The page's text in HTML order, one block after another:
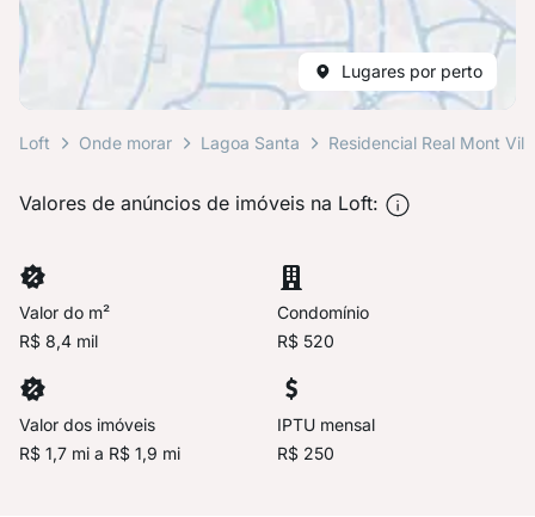
Lugares por perto
Loft Onde morar Lagoa Santa Residencial Real Mont
Valores de anúncios de imóveis na Loft:
Valor do m²
R$ 8,4 mil
Condomínio
R$ 520
Valor dos imóveis
R$ 1,7 mi a R$ 1,9 mi
IPTU mensal
R$ 250